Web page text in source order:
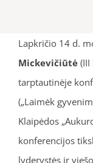
Lapkričio 14 d.
Mickevičiūtė(III
tarptautinėje
(„Laimėk
Klaipėdos
konferencijos
lyderystės ir